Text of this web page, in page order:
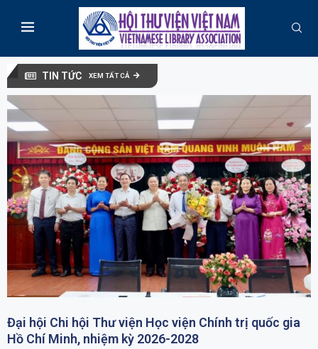
TIN TỨC XEM TẤT CẢ
Đại hội Chi hội Thư viện Học viện Chính trị quốc gia
Hồ Chí Minh, nhiệm kỳ 2026-2028